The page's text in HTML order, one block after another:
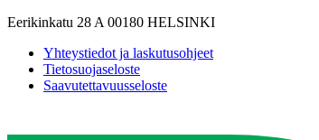
Eerikinkatu 28 A 00180 HELSINKI
Yhteystiedot ja laskutusohjeet
Tietosuojaseloste
Saavutettavuusseloste